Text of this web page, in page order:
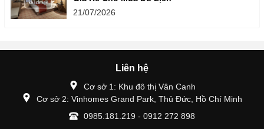
21/07/2026
Liên hệ
Cơ sở 1: Khu đô thị Vân Canh
Cơ sở 2: Vinhomes Grand Park, Thủ Đức, Hồ Chí Minh
0985.181.219 - 0912 272 898